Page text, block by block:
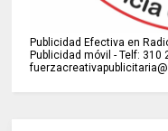
Publicidad Efectiva en
Publicidad móvil - Telf: 310